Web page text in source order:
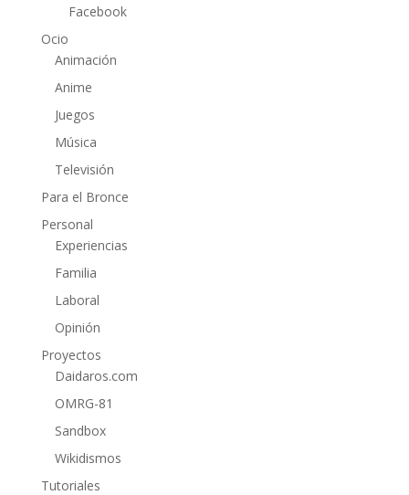
Facebook
Ocio
Animación
Anime
Juegos
Música
Televisión
Para el Bronce
Personal
Experiencias
Familia
Laboral
Opinión
Proyectos
Daidaros.com
OMRG-81
Sandbox
Wikidismos
Tutoriales